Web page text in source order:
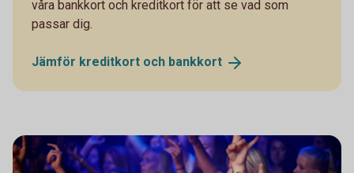
våra bankkort och kreditkort för att se vad som
passar dig.
Jämför kreditkort och bankkort